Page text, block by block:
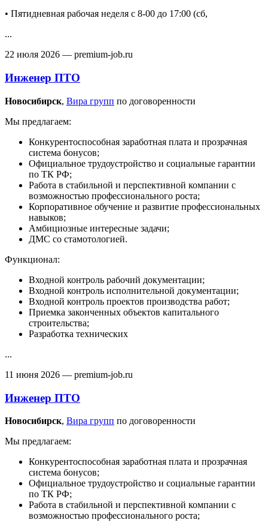
• Пятидневная рабочая неделя с 8-00 до 17:00 (сб,
...
22 июля 2026 — premium-job.ru
Инженер ПТО
Новосибирск‎, Вира групп по договоренности
Мы предлагаем:
Конкурентоспособная заработная плата и прозрачная
система бонусов;
Официальное трудоустройство и социальные гарантии
по ТК РФ;
Работа в стабильной и перспективной компании с
возможностью профессионального роста;
Корпоративное обучение и развитие профессиональных
навыков;
Амбициозные интересные задачи;
ДМС со стамотологией.
Функционал:
Входной контроль рабочий документации;
Входной контроль исполнительной документации;
Входной контроль проектов производства работ;
Приемка законченных объектов капитального
строительства;
Разработка технических
...
11 июня 2026 — premium-job.ru
Инженер ПТО
Новосибирск‎, Вира групп по договоренности
Мы предлагаем:
Конкурентоспособная заработная плата и прозрачная
система бонусов;
Официальное трудоустройство и социальные гарантии
по ТК РФ;
Работа в стабильной и перспективной компании с
возможностью профессионального роста;